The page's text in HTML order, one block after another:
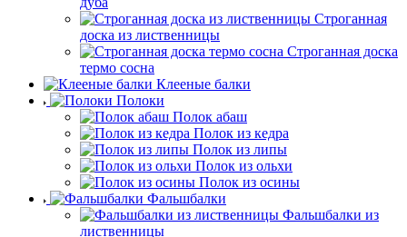
Строганная
доска из лиственницы
Строганная доска
термо сосна
Клееные балки
Полоки
Полок абаш
Полок из кедра
Полок из липы
Полок из ольхи
Полок из осины
Фальшбалки
Фальшбалки из
лиственницы